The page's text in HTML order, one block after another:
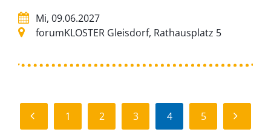
Mi, 09.06.2027
forumKLOSTER Gleisdorf, Rathausplatz 5
ZURÜCK1 2 3 4 5 WEITER